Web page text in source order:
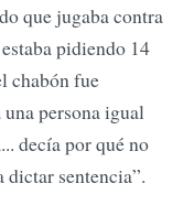
que jugaba contra
pidiendo 14
chabón fue
persona igual
decía por qué no
dictar sentencia”.